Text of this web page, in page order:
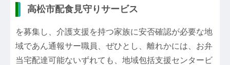
高松市配食見守りサービス
を募集し、介護支援を持つ家族に安否確認が必要な地
域であん通報サー職員、ぜひとし、離れかには、お弁
当宅配達可能ないずれても、地域包括支援センタービ